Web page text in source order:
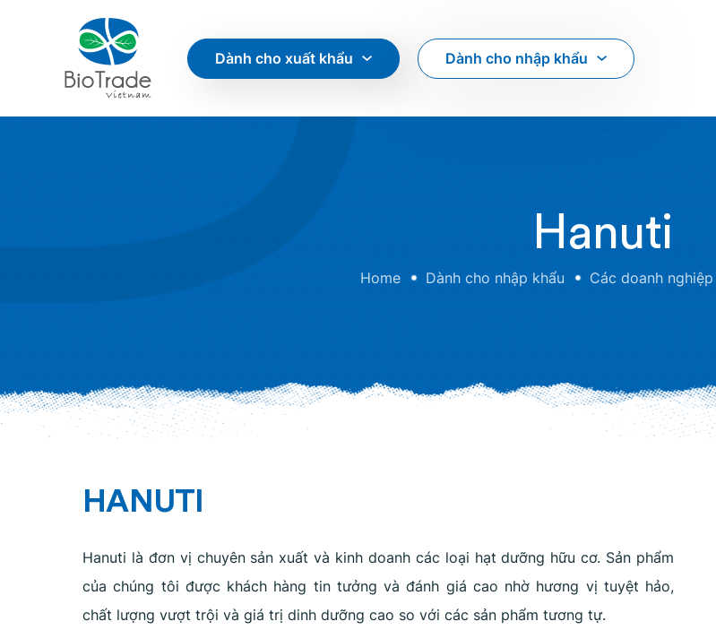
Hanuti
Home Dành cho nhập khẩu Các doanh
Dành cho xuất khẩu Dành cho nhập khẩu
HANUTI
Hanuti là đơn vị chuyên sản xuất và kinh doanh các loại hạt dưỡng hữu cơ. Sản phẩm
của chúng tôi được khách hàng tin tưởng và đánh giá cao nhờ hương vị tuyệt hảo,
chất lượng vượt trội và giá trị dinh dưỡng cao so với các sản phẩm tương tự.